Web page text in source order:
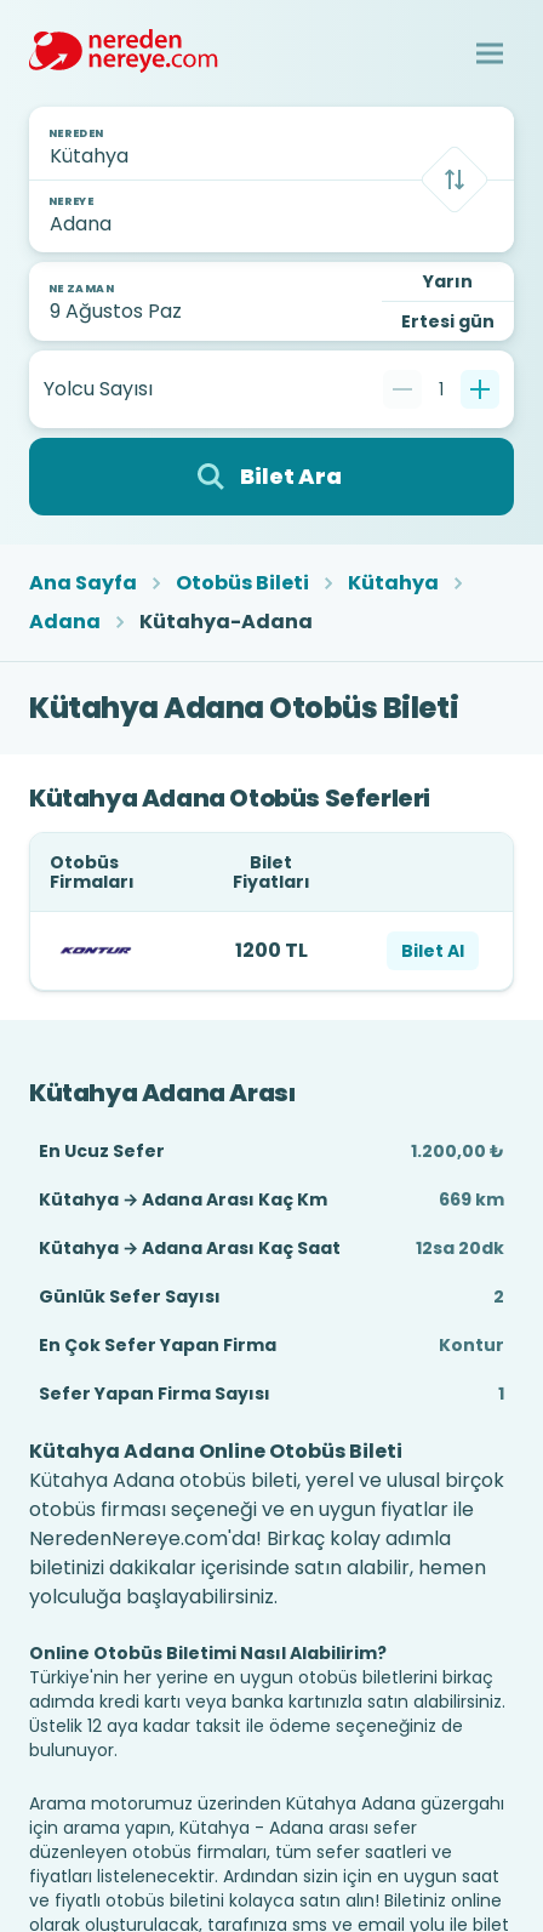
NEREDEN
NEREYE
NE ZAMAN
Yarın
Ertesi gün
Yolcu Sayısı 1
Bilet Ara
Ana Sayfa Otobüs Bileti
Kütahya
Adana
Kütahya-Adana
Kütahya Adana Otobüs Bileti
Kütahya Adana Otobüs Seferleri
Otobüs
Firmaları
Bilet
Fiyatları
1200 TL Bilet Al
Kütahya Adana Arası
En Ucuz Sefer
1.200,00 ₺
Kütahya → Adana Arası Kaç Km
669 km
Kütahya → Adana Arası Kaç Saat
12sa 20dk
Günlük Sefer Sayısı
2
En Çok Sefer Yapan Firma
Kontur
Sefer Yapan Firma Sayısı
1
Kütahya Adana Online Otobüs Bileti
Kütahya Adana otobüs bileti, yerel ve ulusal birçok
otobüs firması seçeneği ve en uygun fiyatlar ile
NeredenNereye.com'da! Birkaç kolay adımla
biletinizi dakikalar içerisinde satın alabilir, hemen
yolculuğa başlayabilirsiniz.
Online Otobüs Biletimi Nasıl Alabilirim?
Türkiye'nin her yerine en uygun otobüs biletlerini birkaç
adımda kredi kartı veya banka kartınızla satın alabilirsiniz.
Üstelik 12 aya kadar taksit ile ödeme seçeneğiniz de
bulunuyor.
Arama motorumuz üzerinden Kütahya Adana güzergahı
için arama yapın, Kütahya - Adana arası sefer
düzenleyen otobüs firmaları, tüm sefer saatleri ve
fiyatları listelenecektir. Ardından sizin için en uygun saat
ve fiyatlı otobüs biletini kolayca satın alın! Biletiniz online
olarak oluşturulacak, tarafınıza sms ve email yolu ile bilet